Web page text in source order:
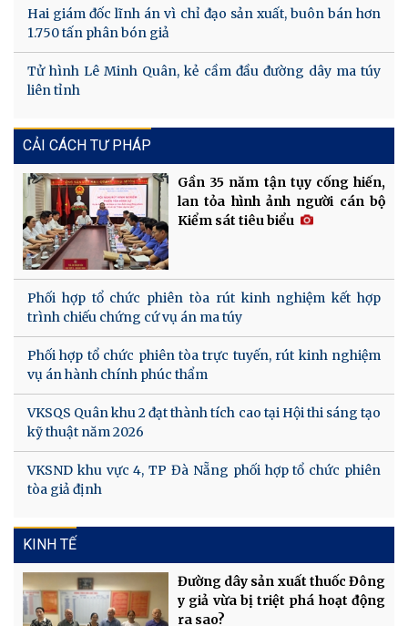
Hai giám đốc lĩnh án vì chỉ đạo sản xuất, buôn bán hơn
1.750 tấn phân bón giả
Tử hình Lê Minh Quân, kẻ cầm đầu đường dây ma túy
liên tỉnh
CẢI CÁCH TƯ PHÁP
Gần 35 năm tận tụy cống hiến,
lan tỏa hình ảnh người cán bộ
Kiểm sát tiêu biểu
Phối hợp tổ chức phiên tòa rút kinh nghiệm kết hợp
trình chiếu chứng cứ vụ án ma túy
Phối hợp tổ chức phiên tòa trực tuyến, rút kinh nghiệm
vụ án hành chính phúc thẩm
VKSQS Quân khu 2 đạt thành tích cao tại Hội thi sáng tạo
kỹ thuật năm 2026
VKSND khu vực 4, TP Đà Nẵng phối hợp tổ chức phiên
tòa giả định
KINH TẾ
Đường dây sản xuất thuốc Đông
y giả vừa bị triệt phá hoạt động
ra sao?